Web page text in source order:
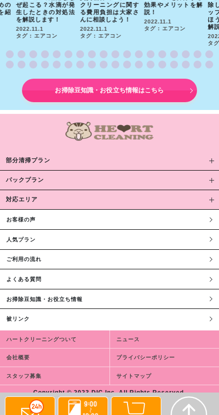
の
紹
ぜ起こる？水滴が発
生したときの対処法
を解説します！
2022.11.1
タグ : エアコン
クリーニングに関す
る費用負担は大家さ
んに相談しよう！
2022.11.1
タグ : エアコン
効果やメリットを解
説！
2022.11.1
タグ : エアコン
除
ッ
ほ
解
タ
お掃除豆知識・お役立ち情報はこちら
部分清掃プラン
パックプラン
対応エリア
お客様の声
人気プラン
ご利用の流れ
よくある質問
お掃除豆知識・お役立ち情報
被リンク
ハートクリーニングついて ニュース
会社概要 プライバシーポリシー
スタッフ募集 サイトマップ
Copyright © 2023 DIC,Inc. All Rights Reserved.